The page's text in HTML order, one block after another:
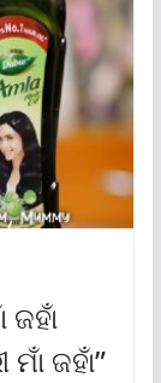
ଜହାଁ
ଜହାଁ”